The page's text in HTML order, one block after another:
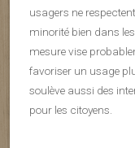
usagers ne
minorité bien dans
mesure vise
favoriser un usage
soulève aussi des
pour les citoyens.